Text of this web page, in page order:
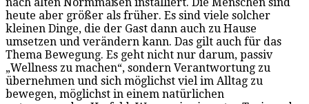
heute aber größer als früher. Es sind viele solcher
kleinen Dinge, die der Gast dann auch zu Hause
umsetzen und verändern kann. Das gilt auch für das
Thema Bewegung. Es geht nicht nur darum, passiv
„Wellness zu machen“, sondern Verantwortung zu
übernehmen und sich möglichst viel im Alltag zu
bewegen, möglichst in einem natürlichen